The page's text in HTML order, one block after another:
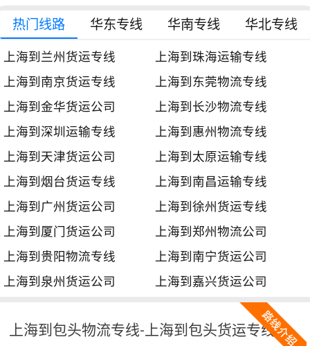
热门线路 华东专线 华南专线 华北专线
上海到兰州货运专线
上海到珠海运输专线
上海到南京货运专线
上海到东莞物流专线
上海到金华货运公司
上海到长沙物流专线
上海到深圳运输专线
上海到惠州物流专线
上海到天津货运公司
上海到太原运输专线
上海到烟台货运专线
上海到南昌运输专线
上海到广州货运公司
上海到徐州货运专线
上海到厦门货运公司
上海到郑州物流公司
上海到贵阳物流专线
上海到南宁货运公司
上海到泉州货运公司
上海到嘉兴货运公司
上海到包头物流专线-上海到包头货运专线